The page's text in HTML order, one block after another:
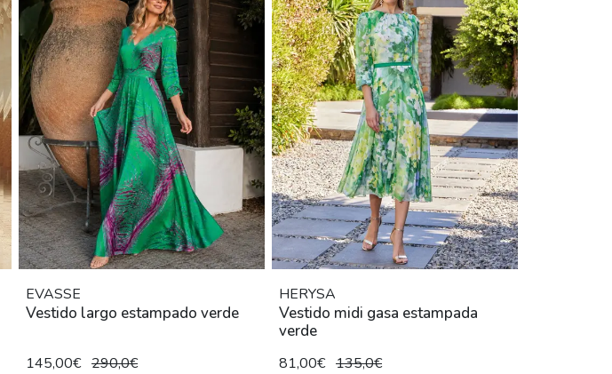
EVASSE
Vestido largo estampado verde
145,00€ 290,0€
HERYSA
Vestido midi gasa estampada
verde
81,00€ 135,0€